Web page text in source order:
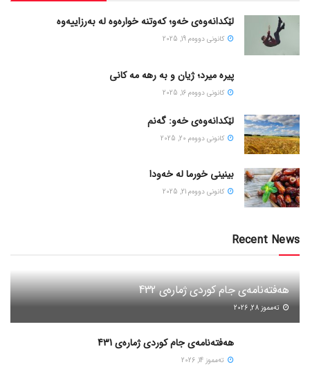
لێکدانەوەی خەو؛ کەوتنە خوارەوە لە بەرزاییەوە
كانونی دووه‌م 19, 2025
پیره میرد؛ ژیان و به رهه مه کانی
كانونی دووه‌م 16, 2025
لێکدانەوەی خەو: گەنم
كانونی دووه‌م 20, 2025
بینینی خورما لە خەودا
كانونی دووه‌م 21, 2025
Recent News
هەفتەنامەی جام کوردی ژمارەی 432
ته‌مموز 28, 2026
هەفتەنامەی جام کوردی ژمارەی 431
ته‌مموز 14, 2026